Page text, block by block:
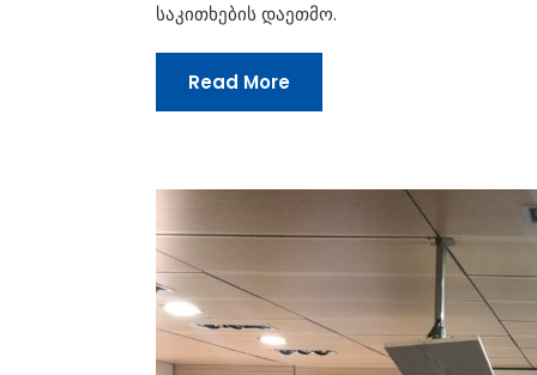
საკითხების დაეთმო.
Read More